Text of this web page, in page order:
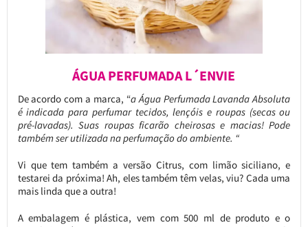
ÁGUA PERFUMADA L´ENVIE
De acordo com a marca, “a Água Perfumada Lavanda Absoluta
é indicada para perfumar tecidos, lençóis e roupas (secas ou
pré-lavadas). Suas roupas ficarão cheirosas e macias! Pode
também ser utilizada na perfumação do ambiente. “
Vi que tem também a versão Citrus, com limão siciliano, e
testarei da próxima! Ah, eles também têm velas, viu? Cada uma
mais linda que a outra!
A embalagem é plástica, vem com 500 ml de produto e o